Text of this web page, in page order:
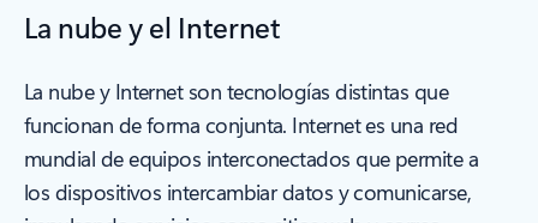
La nube y el Internet
La nube y Internet son tecnologías distintas que
funcionan de forma conjunta. Internet es una red
mundial de equipos interconectados que permite a
los dispositivos intercambiar datos y comunicarse,